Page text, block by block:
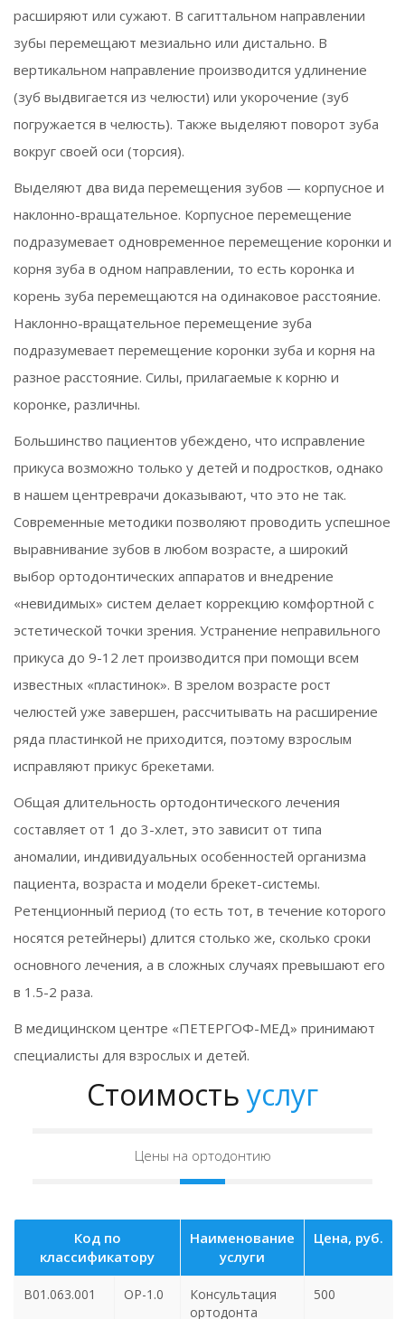
расширяют или сужают. В сагиттальном направлении
зубы перемещают мезиально или дистально. В
вертикальном направление производится удлинение
(зуб выдвигается из челюсти) или укорочение (зуб
погружается в челюсть). Также выделяют поворот зуба
вокруг своей оси (торсия).
Выделяют два вида перемещения зубов — корпусное и
наклонно-вращательное. Корпусное перемещение
подразумевает одновременное перемещение коронки и
корня зуба в одном направлении, то есть коронка и
корень зуба перемещаются на одинаковое расстояние.
Наклонно-вращательное перемещение зуба
подразумевает перемещение коронки зуба и корня на
разное расстояние. Силы, прилагаемые к корню и
коронке, различны.
Большинство пациентов убеждено, что исправление
прикуса возможно только у детей и подростков, однако
в нашем центреврачи доказывают, что это не так.
Современные методики позволяют проводить успешное
выравнивание зубов в любом возрасте, а широкий
выбор ортодонтических аппаратов и внедрение
«невидимых» систем делает коррекцию комфортной с
эстетической точки зрения. Устранение неправильного
прикуса до 9-12 лет производится при помощи всем
известных «пластинок». В зрелом возрасте рост
челюстей уже завершен, рассчитывать на расширение
ряда пластинкой не приходится, поэтому взрослым
исправляют прикус брекетами.
Общая длительность ортодонтического лечения
составляет от 1 до 3-хлет, это зависит от типа
аномалии, индивидуальных особенностей организма
пациента, возраста и модели брекет-системы.
Ретенционный период (то есть тот, в течение которого
носятся ретейнеры) длится столько же, сколько сроки
основного лечения, а в сложных случаях превышают его
в 1.5-2 раза.
В медицинском центре «ПЕТЕРГОФ-МЕД» принимают
специалисты для взрослых и детей.
Стоимость услуг
Цены на ортодонтию
Код по
классификатору
Наименование
услуги
Цена, руб.
В01.063.001 ОР-1.0
Консультация
ортодонта
500